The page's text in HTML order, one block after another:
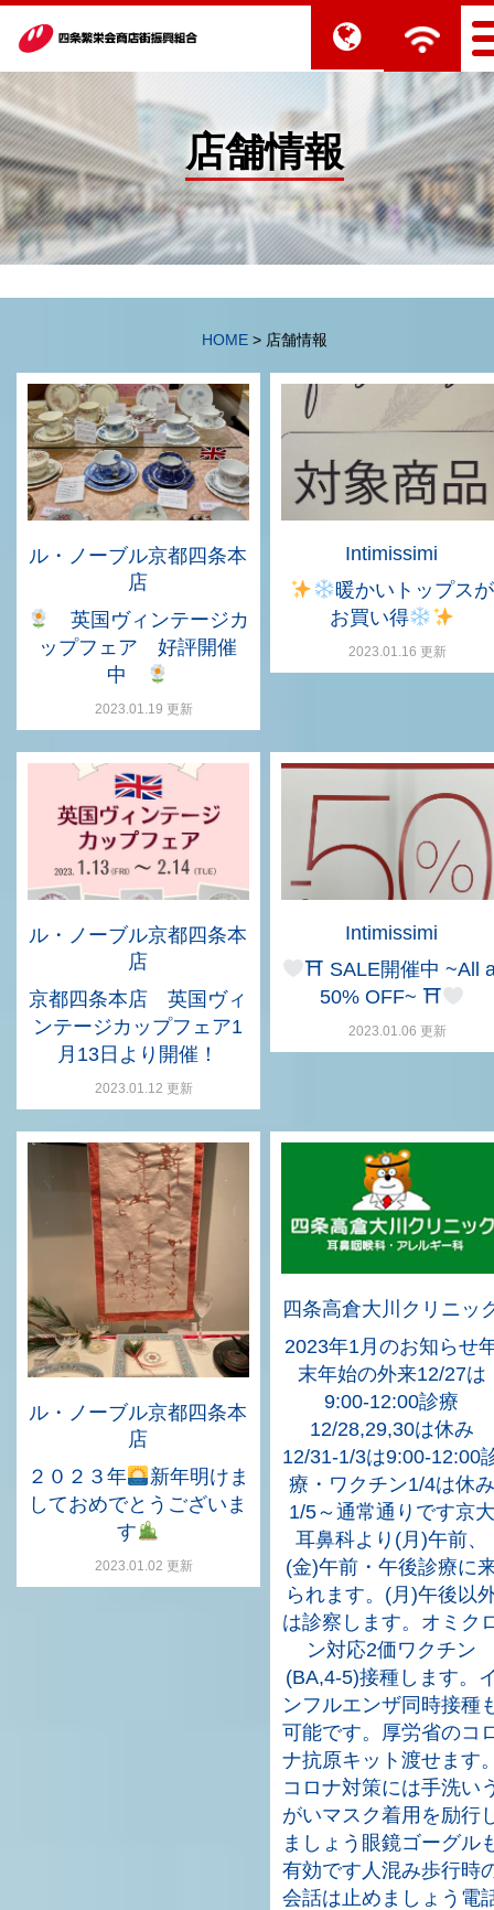
店舗情報
HOME > 店舗情報
ル・ノーブル京都四条本
店
英国ヴィンテージカ
ップフェア 好評開催
中
2023.01.19 更新
Intimissimi
暖かいトップスが
お買い得
2023.01.16 更新
ル・ノーブル京都四条本
店
京都四条本店 英国ヴィ
ンテージカップフェア1
月13日より開催！
2023.01.12 更新
Intimissimi
⛩ SALE開催中 ~All
50% OFF~ ⛩
2023.01.06 更新
ル・ノーブル京都四条本
店
２０２３年
新年明けま
しておめでとうございま
す
2023.01.02 更新
四条高倉大川クリニッ
2023年1月のお知らせ
末年始の外来12/27は
9:00-12:00診療
12/28,29,30は休み
12/31-1/3は9:00-12:00
療・ワクチン1/4は休み
1/5～通常通りです京大
耳鼻科より(月)午前、
(金)午前・午後診療に
られます。(月)午後以
は診察します。オミク
ン対応2価ワクチン
(BA,4-5)接種します。
ンフルエンザ同時接種
可能です。厚労省のコ
ナ抗原キット渡せます
コロナ対策には手洗い
がいマスク着用を励行
ましょう眼鏡ゴーグル
有効です人混み歩行時
会話は止めましょう電